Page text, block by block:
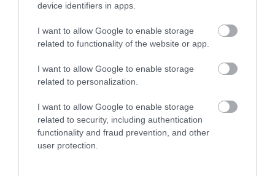
device identifiers in apps.
I want to allow Google to enable storage
related to functionality of the website or app.
I want to allow Google to enable storage
related to personalization.
I want to allow Google to enable storage
related to security, including authentication
functionality and fraud prevention, and other
user protection.